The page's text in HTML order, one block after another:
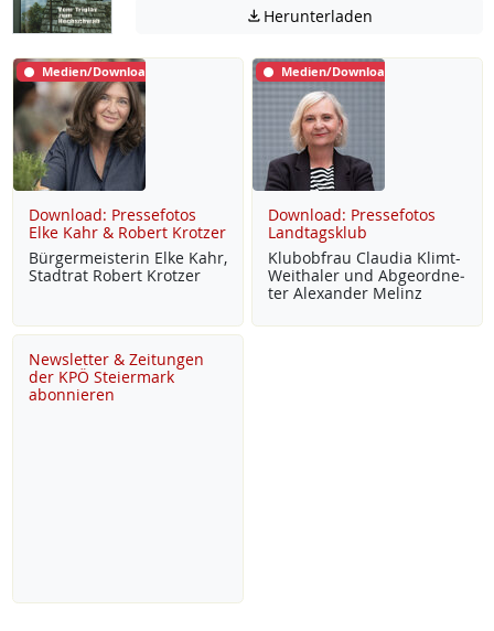
 Herunterladen
Medien/Download
Download: Pressefotos
Elke Kahr & Robert Krotzer
Bür­ger­meis­te­rin El­ke Kahr,
Stadt­rat Robert Krot­zer
Medien/Download
Download: Pressefotos
Landtagsklub
Klu­b­ob­frau Clau­dia Klimt-
Weitha­ler und Ab­ge­ord­ne­
ter Alex­an­der Me­linz
Newsletter & Zeitungen
der KPÖ Steiermark
abonnieren